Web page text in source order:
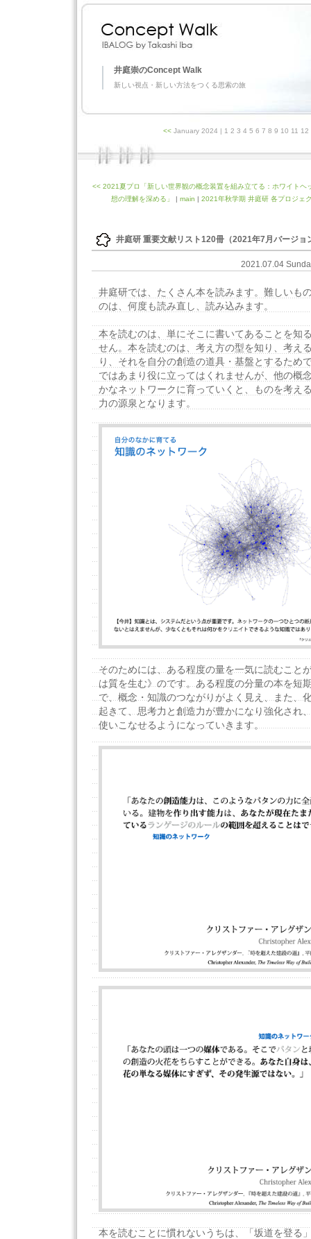
井庭崇のConcept Walk
新しい視点・新しい方法をつくる思索の旅
<< January 2024 | 1 2 3 4 5 6 7 8 9 10 11
<< 2021夏プロ「新しい世界観の概念装置を組み立てる：ホワイトヘ
想の理解を深める」
| main | 2021年秋学期 井庭研 各プロジェ
井庭研 重要文献リスト120冊（2021年7月バージョ
2021.07.04
井庭研では、たくさん本を読みます。難しいも
のは、何度も読み直し、読み込みます。
本を読むのは、単にそこに書いてあることを知
せん。本を読むのは、考え方の型を知り、考え
り、それを自分の創造の道具・基盤とするため
ではあまり役に立ってはくれませんが、他の概
かなネットワークに育っていくと、ものを考え
力の源泉となります。
そのためには、ある程度の量を一気に読むこと
は質を生む》のです。ある程度の分量の本を短
で、概念・知識のつながりがよく見え、また、
起きて、思考力と創造力が豊かになり強化され
使いこなせるようになっていきます。
本を読むことに慣れないうちは、「坂道を登る